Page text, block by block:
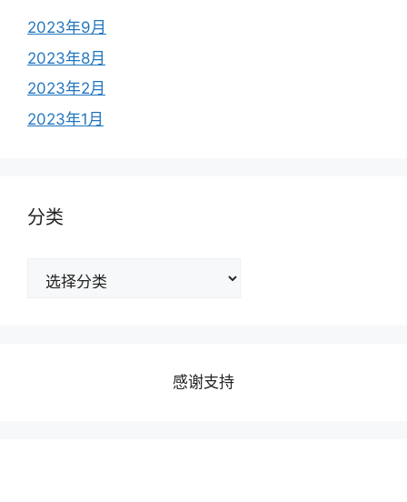
2023年9月
2023年8月
2023年2月
2023年1月
分类
感谢支持